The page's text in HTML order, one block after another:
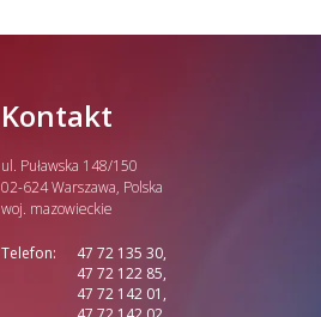
Kontakt
ul. Puławska 148/150
02-624 Warszawa, Polska
woj. mazowieckie
Telefon:
47 72 135 30,
47 72 122 85,
47 72 142 01,